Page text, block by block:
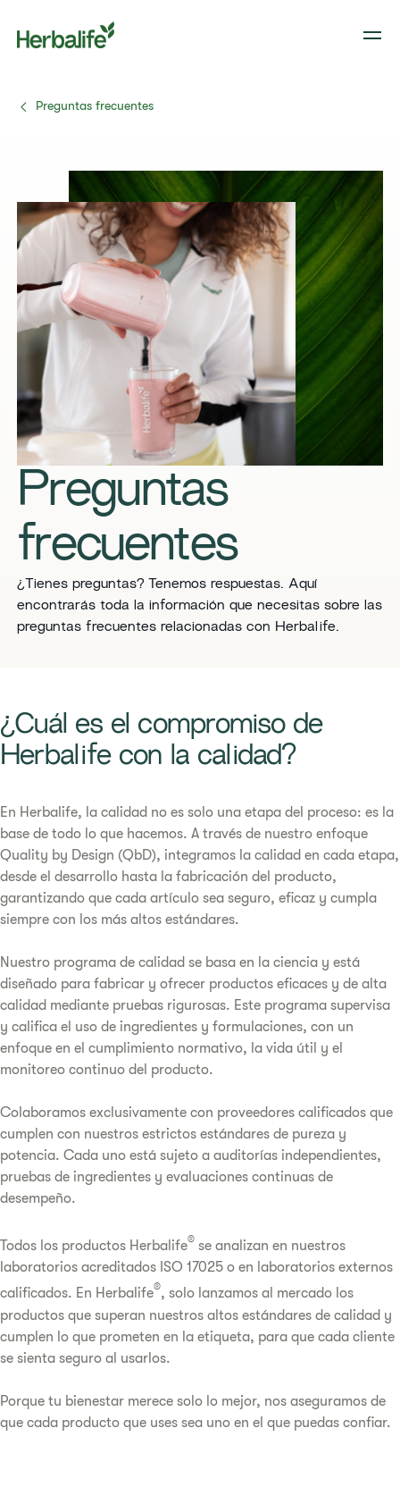
Preguntas frecuentes
Preguntas
frecuentes
​¿Tienes preguntas? Tenemos respuestas. Aquí
encontrarás toda la información que necesitas sobre las
preguntas frecuentes relacionadas con Herbalife.
​¿Cuál es el compromiso de
Herbalife con la calidad?
En Herbalife, la calidad no es solo una etapa del proceso: es la
base de todo lo que hacemos. A través de nuestro enfoque
Quality by Design (QbD), integramos la calidad en cada etapa,
desde el desarrollo hasta la fabricación del producto,
garantizando que cada artículo sea seguro, eficaz y cumpla
siempre con los más altos estándares.
Nuestro programa de calidad se basa en la ciencia y está
diseñado para fabricar y ofrecer productos eficaces y de alta
calidad mediante pruebas rigurosas. Este programa supervisa
y califica el uso de ingredientes y formulaciones, con un
enfoque en el cumplimiento normativo, la vida útil y el
monitoreo continuo del producto.
Colaboramos exclusivamente con proveedores calificados que
cumplen con nuestros estrictos estándares de pureza y
potencia. Cada uno está sujeto a auditorías independientes,
pruebas de ingredientes y evaluaciones continuas de
desempeño.
Todos los productos Herbalife® se analizan en nuestros
laboratorios acreditados ISO 17025 o en laboratorios externos
calificados. En Herbalife®, solo lanzamos al mercado los
productos que superan nuestros altos estándares de calidad y
cumplen lo que prometen en la etiqueta, para que cada cliente
se sienta seguro al usarlos.
Porque tu bienestar merece solo lo mejor, nos aseguramos de
que cada producto que uses sea uno en el que puedas confiar.